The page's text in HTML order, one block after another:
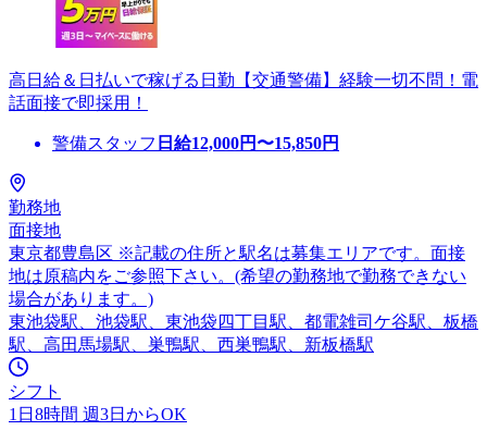
高日給＆日払いで稼げる日勤【交通警備】経験一切不問！電
話面接で即採用！
警備スタッフ 日給12,000円〜15,850円
勤務地
面接地
東京都豊島区 ※記載の住所と駅名は募集エリアです。面接
地は原稿内をご参照下さい。(希望の勤務地で勤務できない
場合があります。)
東池袋駅、池袋駅、東池袋四丁目駅、都電雑司ケ谷駅、板橋
駅、高田馬場駅、巣鴨駅、西巣鴨駅、新板橋駅
シフト
1日8時間 週3日からOK